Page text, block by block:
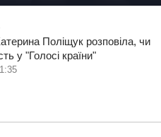
Поліщук розповіла, чи
у "Голосі країни"